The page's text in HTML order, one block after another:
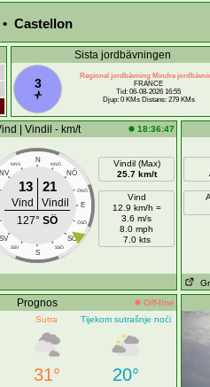
Castellon
Sista jordbävningen
3
Regional jordbävning Mindre
FRANCE
Tid: 06-08-2026 16:55
Djup: 0 KMs Distans: 279 KMs
| Vindil - km/t 18:36:47
N
NNV NNÖ
NV NÖ
ÖNÖ
E
ÖSÖ
SV SÖ
SSV SSÖ
S
13 21
Vind
Vindil
127° SÖ
Vindil (Max)
25.7 km/t
Vind
12.9 km/h =
3.6 m/s
8.0 mph
7.0 kts
Prognos
Off-line
Sutra Tijekom sutrašnje noći
31° 20°